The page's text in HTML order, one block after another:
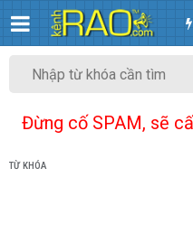
Đừng cố SPAM, sẽ
TỪ KHÓA